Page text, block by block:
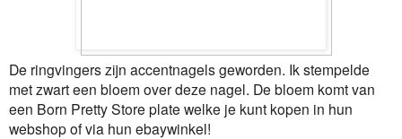
De ringvingers zijn accentnagels geworden. Ik stempelde
met zwart een bloem over deze nagel. De bloem komt van
een Born Pretty Store plate welke je kunt kopen in hun
webshop of via hun ebaywinkel!